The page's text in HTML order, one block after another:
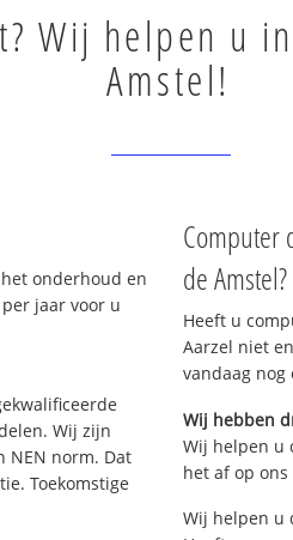
Wij helpen u
Amstel!
onderhoud en
jaar voor u
Wij zijn
NEN norm. Dat
Toekomstige
Computer
de Amstel?
Heeft u
Aarzel niet
vandaag nog
Wij hebben
Wij helpen u
het af op ons
Wij helpen u